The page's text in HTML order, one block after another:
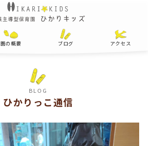
園の概要 ブログ アクセス
BLOG
ひかりっこ通信